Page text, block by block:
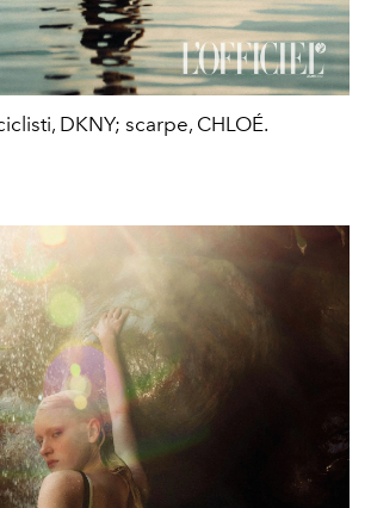
DKNY; scarpe, CHLOÉ.